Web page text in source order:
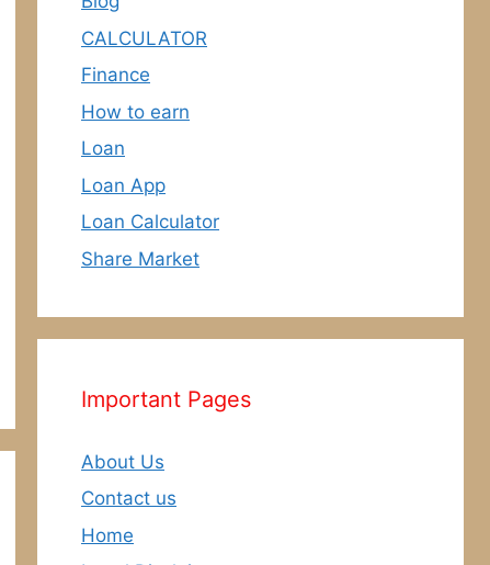
CALCULATOR
Finance
How to earn
Loan
Loan App
Loan Calculator
Share Market
Important Pages
About Us
Contact us
Home